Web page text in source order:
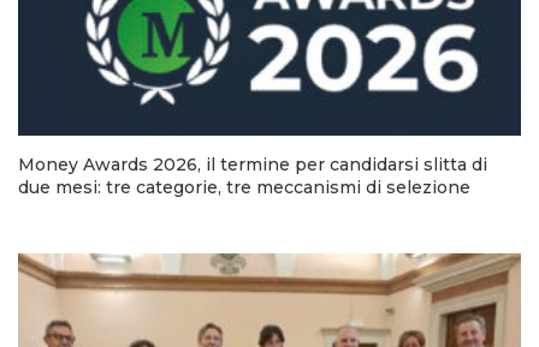
Money Awards 2026, il termine per candidarsi slitta di
due mesi: tre categorie, tre meccanismi di selezione